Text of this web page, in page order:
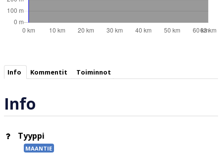
Info Kommentit Toiminnot
Info
Tyyppi
MAANTIE